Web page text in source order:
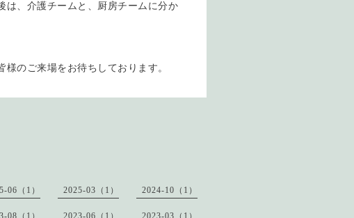
は、介護チームと、厨房チームに分か
のご来場をお待ちしております。
06（1） 2025-03（1） 2024-10（1）
08（1） 2023-06（1） 2023-03（1）